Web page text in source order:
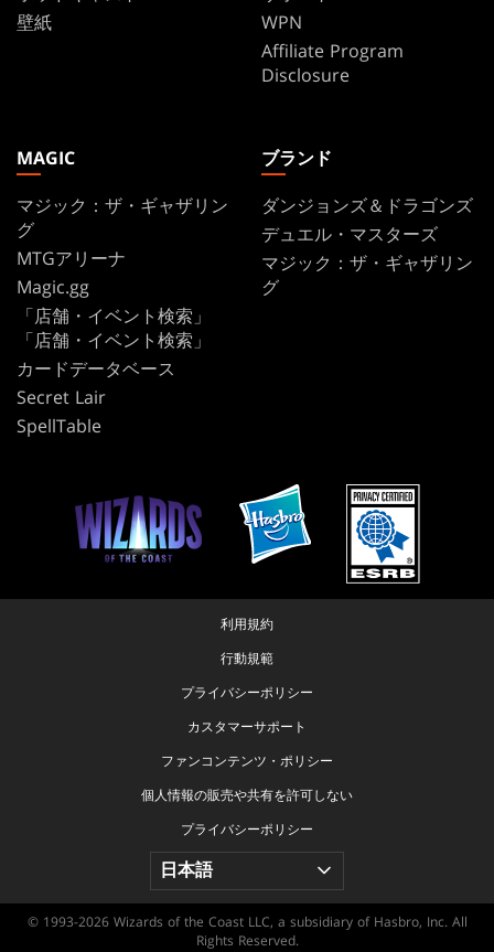
壁紙
WPN
Affiliate Program
Disclosure
MAGIC
マジック：ザ・ギャザリン
グ
MTGアリーナ
Magic.gg
「店舗・イベント検索」
「店舗・イベント検索」
カードデータベース
Secret Lair
SpellTable
ブランド
ダンジョンズ＆ドラゴンズ
デュエル・マスターズ
マジック：ザ・ギャザリン
グ
利用規約
行動規範
プライバシーポリシー
カスタマーサポート
ファンコンテンツ・ポリシー
個人情報の販売や共有を許可しない
プライバシーポリシー
© 1993-2026 Wizards of the Coast LLC, a subsidiary of Hasbro, Inc. All
Rights Reserved.